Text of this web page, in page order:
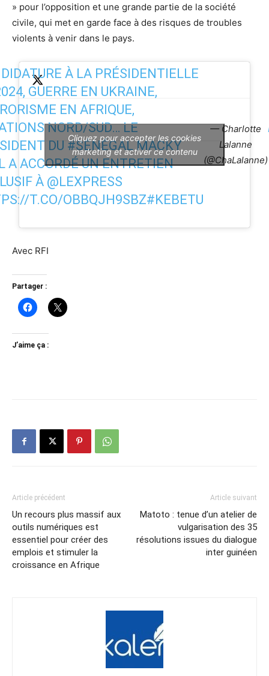
» pour l’opposition et une grande partie de la société
civile, qui met en garde face à des risques de troubles
violents à venir dans le pays.
À LA PRÉSIDENTIELLE
GUERRE EN UKRAINE,
EN AFRIQUE,
NORD/SUD… LE
DU #SÉNÉGALMACKY
A ACCORDÉ UN ENTRETIEN
À @LEXPRESS
T.CO/OBBQJH9SBZ#KEBETU
— Charlotte
Lalanne
(@ChaLalanne)
Cliquez pour accepter les cookies
marketing et activer ce contenu
Avec RFI
Partager :
J’aime ça :
Article précédent
Un recours plus massif aux
outils numériques est
essentiel pour créer des
emplois et stimuler la
croissance en Afrique
Article suivant
Matoto : tenue d’un atelier de
vulgarisation des 35
résolutions issues du dialogue
inter guinéen